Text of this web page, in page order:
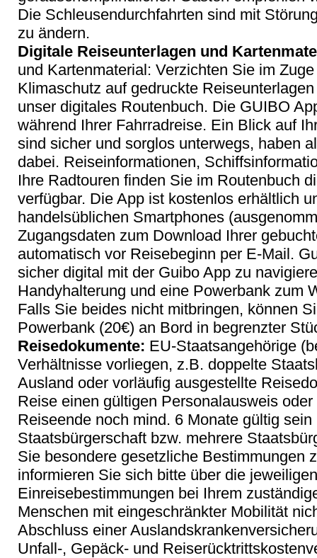
Die Schleusendurchfahrten sind mit
zu ändern.
Digitale Reiseunterlagen und
und Kartenmaterial: Verzichten Sie im
Klimaschutz auf gedruckte
unser digitales Routenbuch. Die GUIBO
während Ihrer Fahrradreise. Ein Blick auf
sind sicher und sorglos unterwegs, haben
dabei. Reiseinformationen,
Ihre Radtouren finden Sie im Routenbuch
verfügbar. Die App ist kostenlos erhältlich
handelsüblichen Smartphones
Zugangsdaten zum Download Ihrer
automatisch vor Reisebeginn per E-Mail.
sicher digital mit der Guibo App zu
Handyhalterung und eine Powerbank zum
Falls Sie beides nicht mitbringen, können
Powerbank (20€) an Bord in begrenzter
Reisedokumente: EU-Staatsangehörige
Verhältnisse vorliegen, z.B. doppelte
Ausland oder vorläufig ausgestellte
Reise einen gültigen Personalausweis
Reiseende noch mind. 6 Monate gültig
Staatsbürgerschaft bzw. mehrere
Sie besondere gesetzliche Bestimmungen
informieren Sie sich bitte über die
Einreisebestimmungen bei Ihrem
Menschen mit eingeschränkter Mobilität
Abschluss einer
Unfall-, Gepäck- und